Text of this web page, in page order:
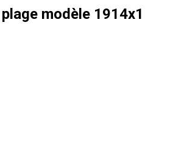
plage modèle 1914x1